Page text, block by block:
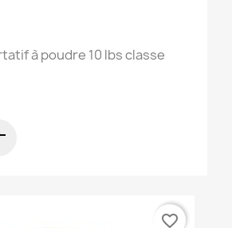
à poudre 10 lbs classe
favorite_border